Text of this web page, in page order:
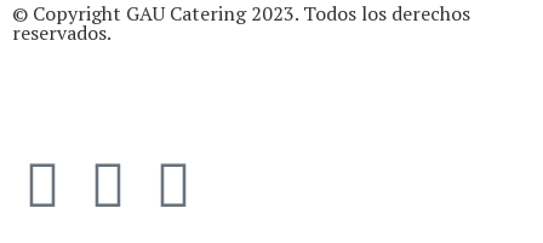
© Copyright GAU Catering 2023. Todos los derechos
reservados.